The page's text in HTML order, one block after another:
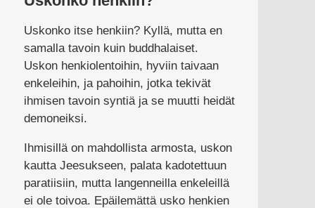
Uskonko itse henkiin? Kyllä, mutta en
samalla tavoin kuin buddhalaiset.
Uskon henkiolentoihin, hyviin taivaan
enkeleihin, ja pahoihin, jotka tekivät
ihmisen tavoin syntiä ja se muutti heidät
demoneiksi.
Ihmisillä on mahdollista armosta, uskon
kautta Jeesukseen, palata kadotettuun
paratiisiin, mutta langenneilla enkeleillä
ei ole toivoa. Epäilemättä usko henkien